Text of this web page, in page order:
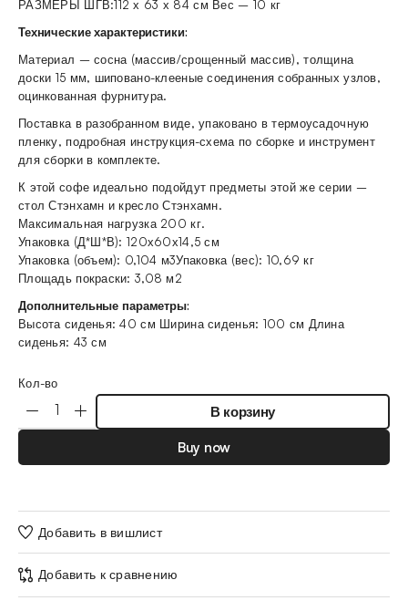
РАЗМЕРЫ ШГВ:112 х 63 х 84 см Вес – 10 кг
Технические характеристики:
Материал – сосна (массив/срощенный массив), толщина
доски 15 мм, шиповано-клееные соединения собранных узлов,
оцинкованная фурнитура.
Поставка в разобранном виде, упаковано в термоусадочную
пленку, подробная инструкция-схема по сборке и инструмент
для сборки в комплекте.
К этой софе идеально подойдут предметы этой же серии –
стол Стэнхамн и кресло Стэнхамн.
Максимальная нагрузка 200 кг.
Упаковка (Д*Ш*В): 120х60х14,5 см
Упаковка (объем): 0,104 м3Упаковка (вес): 10,69 кг
Площадь покраски: 3,08 м2
Дополнительные параметры:
Высота сиденья: 40 см Ширина сиденья: 100 см Длина
сиденья: 43 см
Кол-во
В корзину
Buy now
Добавить в вишлист
Добавить к сравнению